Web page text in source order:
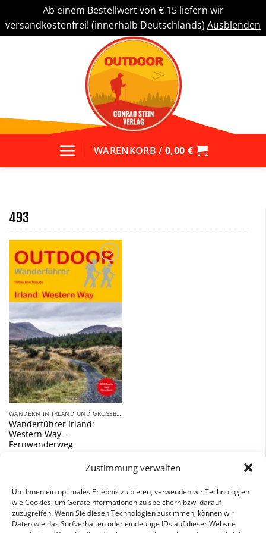
Zustimmung verwalten
Um Ihnen ein optimales Erlebnis zu bieten, verwenden wir Technologien
wie Cookies, um Geräteinformationen zu speichern bzw. darauf
zuzugreifen. Wenn Sie diesen Technologien zustimmen, können wir
Daten wie das Surfverhalten oder eindeutige IDs auf dieser Website
Ab einem Bestellwert von € 15 liefern wir
versandkostenfrei! (innerhalb Deutschlands) Ausblenden
WARENKORB / 0,00 €
493
Zu
Wunschliste
hinzufügen
WANDERN IN IRLAND UND GROSSBRITANNIEN
Wanderführer Irland:
Western Way –
Fernwanderweg